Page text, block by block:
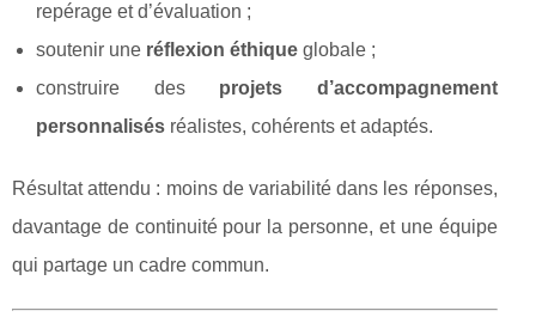
repérage et d’évaluation ;
soutenir une réflexion éthique globale ;
construire des projets d’accompagnement
personnalisés réalistes, cohérents et adaptés.
Résultat attendu : moins de variabilité dans les réponses,
davantage de continuité pour la personne, et une équipe
qui partage un cadre commun.